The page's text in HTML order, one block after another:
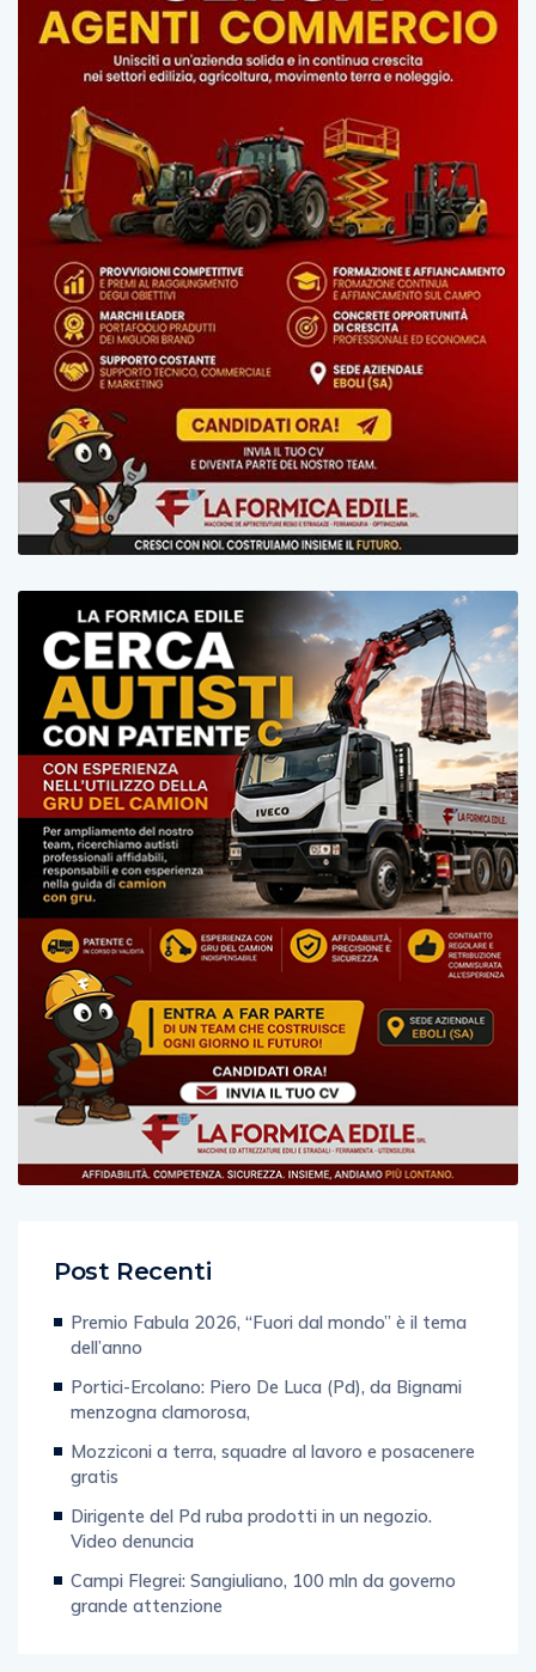
Post Recenti
Premio Fabula 2026, “Fuori dal mondo” è il tema
dell’anno
Portici-Ercolano: Piero De Luca (Pd), da Bignami
menzogna clamorosa,
Mozziconi a terra, squadre al lavoro e posacenere
gratis
Dirigente del Pd ruba prodotti in un negozio.
Video denuncia
Campi Flegrei: Sangiuliano, 100 mln da governo
grande attenzione